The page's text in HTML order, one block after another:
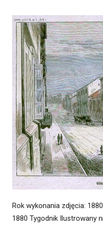
Rok wykonania zdjęcia: 1880
1880 Tygodnik Ilustrowany